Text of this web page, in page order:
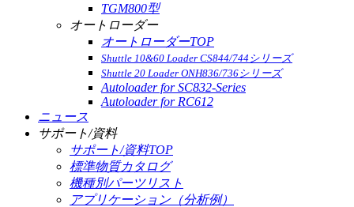
TGM800型
オートローダー
オートローダーTOP
Shuttle 10&60 Loader CS844/744シリーズ
Shuttle 20 Loader ONH836/736シリーズ
Autoloader for SC832-Series
Autoloader for RC612
ニュース
サポート/資料
サポート/資料TOP
標準物質カタログ
機種別パーツリスト
アプリケーション（分析例）